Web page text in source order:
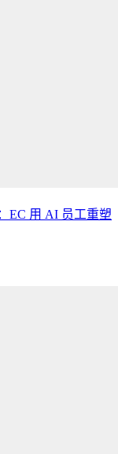
EC 用 AI 员工重塑